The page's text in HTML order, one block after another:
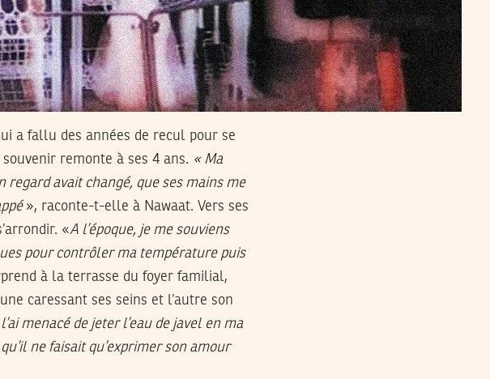
a fallu des années de recul pour se
remonte à ses 4 ans. « Ma
regard avait changé, que ses mains me
», raconte-t-elle à Nawaat. Vers ses
«A l’époque, je me souviens
pour contrôler ma température puis
à la terrasse du foyer familial,
caressant ses seins et l’autre son
menacé de jeter l’eau de javel en ma
ne faisait qu’exprimer son amour